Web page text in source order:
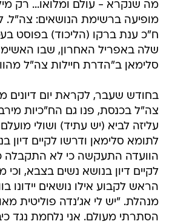
מה שנקרא - עולם ומלואו... רק
מופיעה ברשימת הנושאים: צה"ל.
ח"כ ענת ברקו (הליכוד) בפוסט
שלה באפריל האחרון, שבו
סלימאן ב"הדרת חיילות צה"ל
בחודש שעבר, לקראת יום דיונים
צה"ל בכנסת, פנו גם הח"כיות מירב
עליזה לביא (יש עתיד) ושולי
לתומא סלימאן ודרשו לקיים דיון
הוועדה התעקשה כי לא התקבלה
לקיים דיון בנושא נשים בצבא,
הראש לקבוע אילו נושאים יידונו
מנהלת. "יש לי אג'נדה פוליטית
הסתרתי מעולם. אני נלחמת נגד